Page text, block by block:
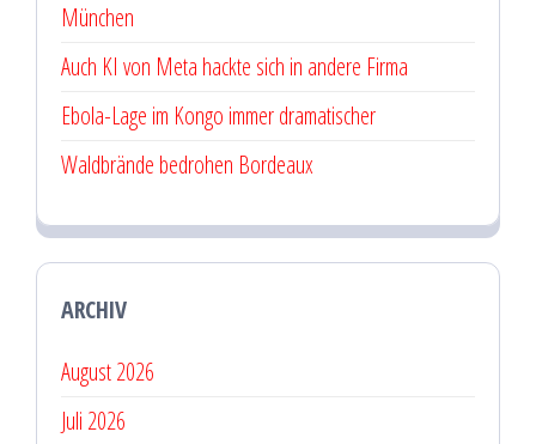
München
Auch KI von Meta hackte sich in andere Firma
Ebola-Lage im Kongo immer dramatischer
Waldbrände bedrohen Bordeaux
ARCHIV
August 2026
Juli 2026